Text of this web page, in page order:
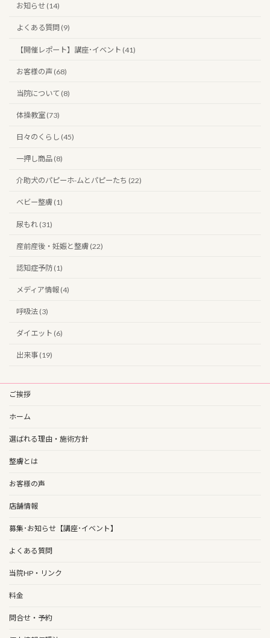
お知らせ (14)
よくある質問 (9)
【開催レポート】講座･イベント (41)
お客様の声 (68)
当院について (8)
体操教室 (73)
日々のくらし (45)
一押し商品 (8)
介助犬のパピーホ-ムとパピーたち (22)
ベビー整膚 (1)
尿もれ (31)
産前産後・妊娠と整膚 (22)
認知症予防 (1)
メディア情報 (4)
呼吸法 (3)
ダイエット (6)
出来事 (19)
ご挨拶
ホーム
選ばれる理由・施術方針
整膚とは
お客様の声
店舗情報
募集･お知らせ【講座･イベント】
よくある質問
当院HP・リンク
料金
問合せ・予約